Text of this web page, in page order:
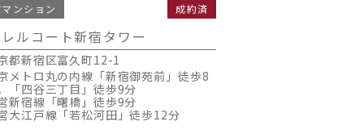
ンション 成約済
ルコート新宿タワー
都新宿区富久町12-1
メトロ丸の内線「新宿御苑前」徒歩8
「四谷三丁目」徒歩9分
新宿線「曙橋」徒歩9分
大江戸線「若松河田」徒歩12分